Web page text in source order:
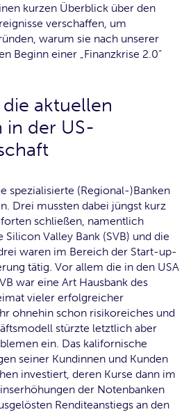
kurzen Überblick über den
verschaffen, um
warum sie nach unserer
Beginn einer „Finanzkrise 2.0“
aktuellen
in der US-
spezialisierte (Regional-)Banken
Drei mussten dabei jüngst kurz
schließen, namentlich
Silicon Valley Bank (SVB) und die
waren im Bereich der Start-up-
tätig. Vor allem die in den USA
war eine Art Hausbank des
vieler erfolgreicher
ohnehin schon risikoreiches und
stürzte letztlich aber
ein. Das kalifornische
seiner Kundinnen und Kunden
investiert, deren Kurse dann im
der Notenbanken
Renditeanstiegs an den